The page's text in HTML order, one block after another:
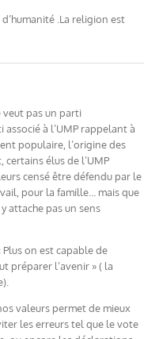
.La religion est
veut pas un parti
à l’UMP rappelant à
populaire, l’origine des
élus de l’UMP
censé être défendu par le
pour la famille… mais que
attache pas un sens
on est capable de
préparer l’avenir » ( la
valeurs permet de mieux
les erreurs tel que le vote